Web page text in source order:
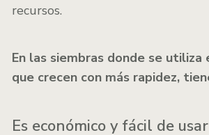
recursos.
En las siembras donde se
que crecen con más rapidez,
Es económico y fácil de usar